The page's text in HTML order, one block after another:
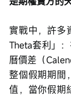
實戰中，許多
Theta套利」
曆價差（
整個假期期間
值，當你假期